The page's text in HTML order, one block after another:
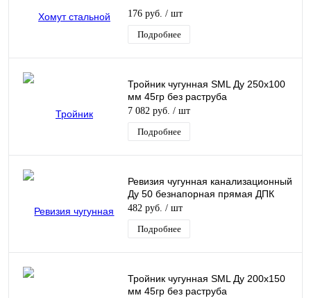
176 руб. / шт
Подробнее
Тройник чугунная SML Ду 250х100
мм 45гр без раструба
7 082 руб. / шт
Подробнее
Ревизия чугунная канализационный
Ду 50 безнапорная прямая ДПК
482 руб. / шт
Подробнее
Тройник чугунная SML Ду 200х150
мм 45гр без раструба